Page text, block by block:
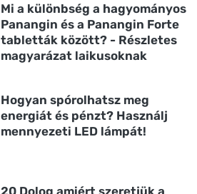
Mi a különbség a hagyományos
Panangin és a Panangin Forte
tabletták között? - Részletes
magyarázat laikusoknak
Hogyan spórolhatsz meg
energiát és pénzt? Használj
mennyezeti LED lámpát!
20 Dolog amiért szeretjük a